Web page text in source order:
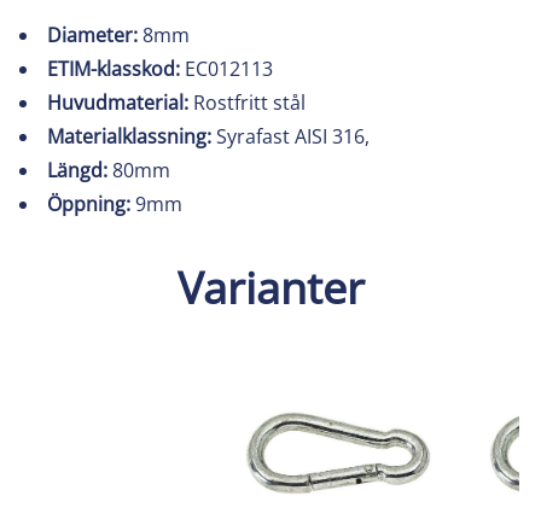
Diameter:8mm
ETIM-klasskod: EC012113
Huvudmaterial: Rostfritt stål
Materialklassning:Syrafast AISI 316,
Längd:80mm
Öppning:9mm
Varianter